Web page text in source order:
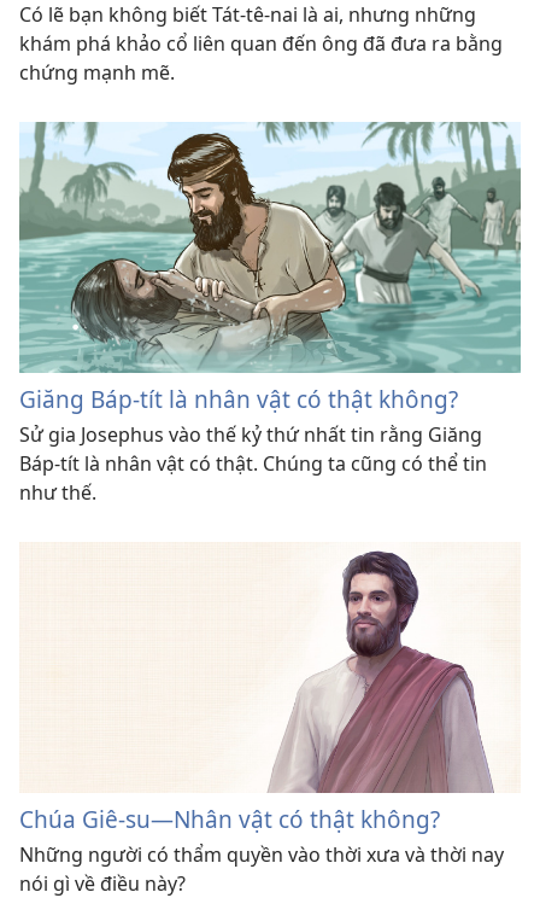
Có lẽ bạn không biết Tát-tê-nai là ai, nhưng những
khám phá khảo cổ liên quan đến ông đã đưa ra bằng
chứng mạnh mẽ.
Giăng Báp-tít là nhân vật có thật không?
Sử gia Josephus vào thế kỷ thứ nhất tin rằng Giăng
Báp-tít là nhân vật có thật. Chúng ta cũng có thể tin
như thế.
Chúa Giê-su—Nhân vật có thật không?
Những người có thẩm quyền vào thời xưa và thời nay
nói gì về điều này?